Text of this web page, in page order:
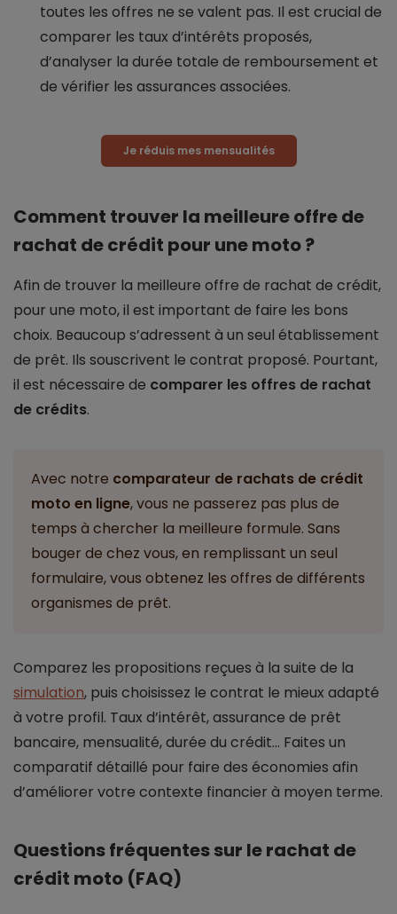
toutes les offres ne se valent pas. Il est crucial de
comparer les taux d’intérêts proposés,
d’analyser la durée totale de remboursement et
de vérifier les assurances associées.
Je réduis mes mensualités
Comment trouver la meilleure offre de
rachat de crédit pour une moto ?
Afin de trouver la meilleure offre de rachat de crédit,
pour une moto, il est important de faire les bons
choix. Beaucoup s’adressent à un seul établissement
de prêt. Ils souscrivent le contrat proposé. Pourtant,
il est nécessaire de comparer les offres de rachat
de crédits.
Avec notre comparateur de rachats de crédit
moto en ligne, vous ne passerez pas plus de
temps à chercher la meilleure formule. Sans
bouger de chez vous, en remplissant un seul
formulaire, vous obtenez les offres de différents
organismes de prêt.
Comparez les propositions reçues à la suite de la
simulation, puis choisissez le contrat le mieux adapté
à votre profil. Taux d’intérêt, assurance de prêt
bancaire, mensualité, durée du crédit… Faites un
comparatif détaillé pour faire des économies afin
d’améliorer votre contexte financier à moyen terme.
Questions fréquentes sur le rachat de
crédit moto (FAQ)